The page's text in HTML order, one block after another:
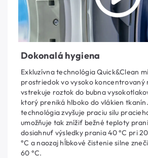
Dokonalá hygiena
Exkluzívna technológia Quick&Clean
prostriedok vo vysoko koncentrovaný
vstrekuje roztok do bubna
ktorý preniká hlboko do vlákien
technológia zvyšuje praciu silu
umožňuje tak znížiť bežné teploty
dosiahnuť výsledky prania 40 °C pri
°C a naozaj hĺbkové čistenie silne
60 °C.